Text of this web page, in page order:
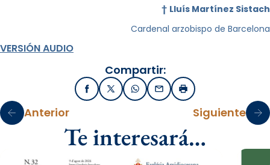
† Lluís Martínez Sistach
Cardenal arzobispo de Barcelona
VERSIÓN AUDIO
Compartir:
FacebookX / TwitterWhatsApp
EmailImprimir
Anterior Siguiente
Te interesará…